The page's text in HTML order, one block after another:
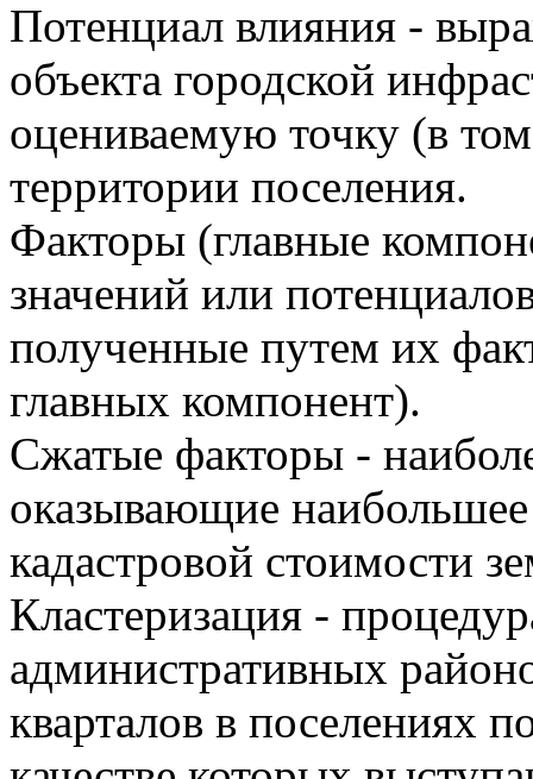
Потенциал влияния -
объекта городской
оцениваемую точку (в
территории поселения.
Факторы (главные
значений или
полученные путем их
главных компонент).
Сжатые факторы -
оказывающие
кадастровой стоимости
Кластеризация -
административных
кварталов в поселениях